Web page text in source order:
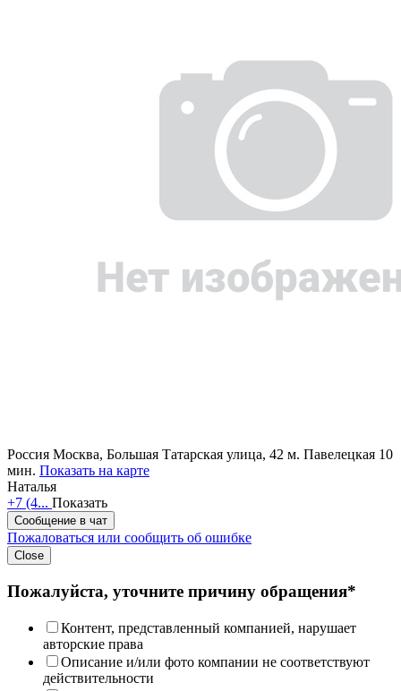
Россия Москва, Большая Татарская улица, 42 м. Павелецкая 10
мин. Показать на карте
Наталья
+7 (4... Показать
Сообщение в чат
Пожаловаться или сообщить об ошибке
Close
Пожалуйста, уточните причину обращения*
Контент, представленный компанией, нарушает
авторские права
Описание и/или фото компании не соответствуют
действительности